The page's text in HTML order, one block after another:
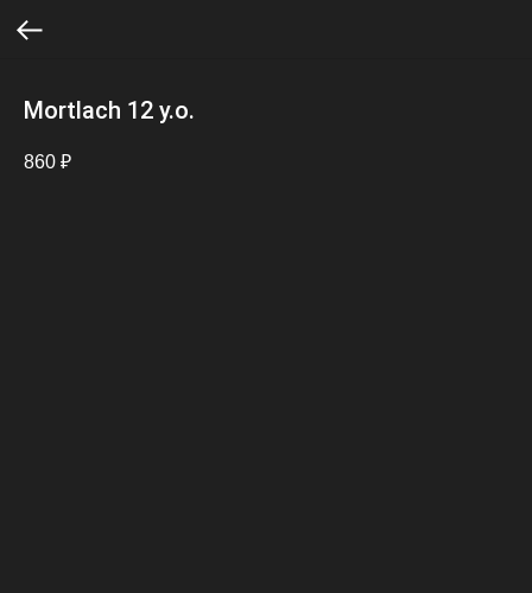
Mortlach 12 y.o.
860 ₽